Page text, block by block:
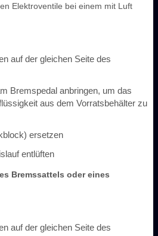
Elektroventile bei einem mit Luft
auf der gleichen Seite des
Bremspedal anbringen, um das
aus dem Vorratsbehälter zu
ersetzen
entlüften
Bremssattels oder eines
auf der gleichen Seite des